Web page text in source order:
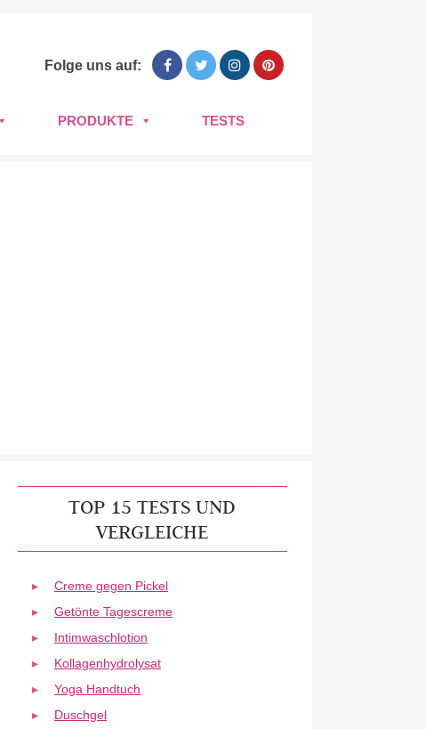
Folge uns auf:
PRODUKTE TESTS
TOP 15 TESTS UND
VERGLEICHE
Creme gegen Pickel
Getönte Tagescreme
Intimwaschlotion
Kollagenhydrolysat
Yoga Handtuch
Duschgel